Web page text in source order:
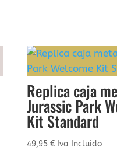
Replica caja
Jurassic Park
Kit Standard
49,95€ Iva Incluido